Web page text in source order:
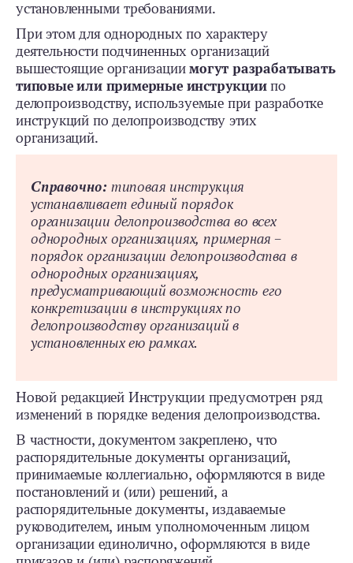
установленными требованиями.
При этом для однородных по характеру
деятельности подчиненных организаций
вышестоящие организациимогут разрабатывать
типовые или примерные инструкциипо
делопроизводству, используемые при разработке
инструкций по делопроизводству этих
организаций.
Справочно: типовая инструкция
устанавливает единый порядок
организации делопроизводства во всех
однородных организациях, примерная –
порядок организации делопроизводства в
однородных организациях,
предусматривающий возможность его
конкретизации в инструкциях по
делопроизводству организаций в
установленных ею рамках.
Новой редакцией Инструкции предусмотрен ряд
изменений в порядке ведения делопроизводства.
В частности, документом закреплено, что
распорядительные документы организаций,
принимаемые коллегиально, оформляются в виде
постановлений и (или) решений, а
распорядительные документы, издаваемые
руководителем, иным уполномоченным лицом
организации единолично, оформляются в виде